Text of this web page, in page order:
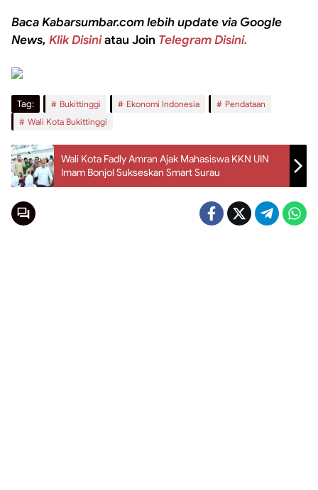
Baca Kabarsumbar.com lebih update via Google
News, Klik Disiniatau Join Telegram Disini.
Tag: Bukittinggi Ekonomi Indonesia
Pendataan
Wali Kota Bukittinggi
Wali Kota Fadly Amran Ajak Mahasiswa KKN UIN
Imam Bonjol Sukseskan Smart Surau